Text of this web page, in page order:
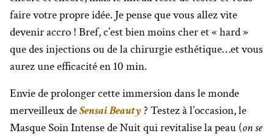
faire votre propre idée. Je pense que vous allez vite
devenir accro ! Bref, c’est bien moins cher et « hard »
que des injections ou de la chirurgie esthétique…et vous
aurez une efficacité en 10 min.
Envie de prolonger cette immersion dans le monde
merveilleux deSensai Beauty ? Testez à l’occasion, le
Masque Soin Intense de Nuit qui revitalise la peau (on se